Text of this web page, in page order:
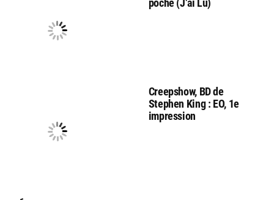
poche (J’ai Lu)
Creepshow, BD de
Stephen King : EO, 1e
impression